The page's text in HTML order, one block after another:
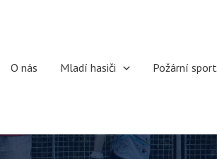
O nás Mladí hasiči Požární sport